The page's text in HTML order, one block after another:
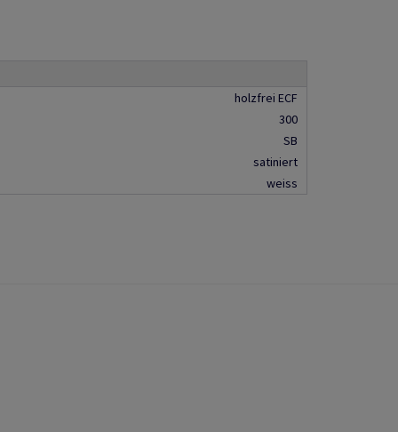
holzfrei ECF
300
SB
satiniert
weiss